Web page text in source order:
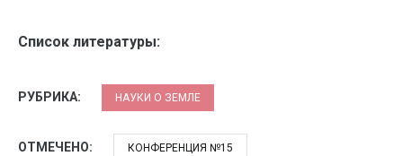
Список литературы:
РУБРИКА: НАУКИ О ЗЕМЛЕ
ОТМЕЧЕНО: КОНФЕРЕНЦИЯ №15